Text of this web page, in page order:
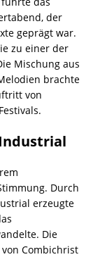
der
geprägt war.
zu einer der
Mischung aus
brachte
von
Durch
erzeugte
Die
Combichrist